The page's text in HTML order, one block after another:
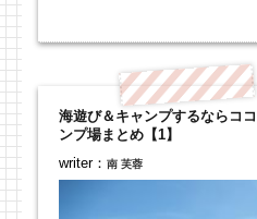
海遊び＆キャンプするならコ
ンプ場まとめ【1】
writer： 南 芙蓉